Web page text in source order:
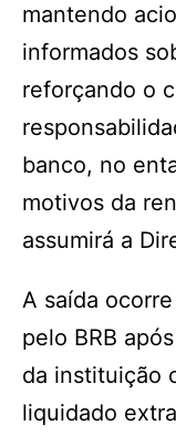
mantendo
informados
reforçando o
banco, no
motivos da
assumirá a
A saída
pelo BRB
da instituição
liquidado